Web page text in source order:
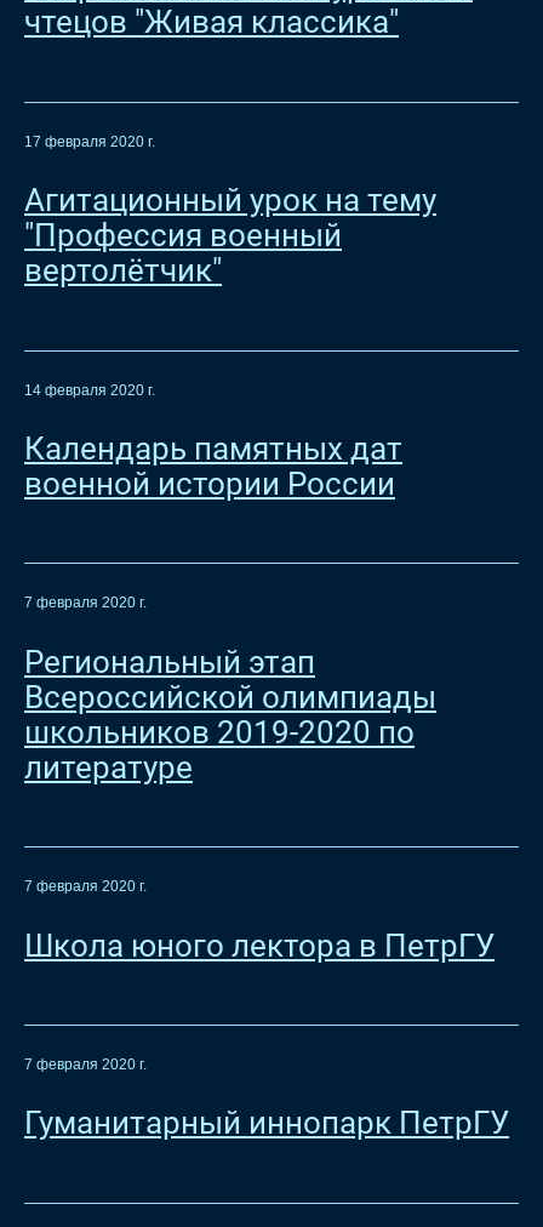
чтецов "Живая классика"
17 февраля 2020 г.
Агитационный урок на тему
"Профессия военный
вертолётчик"
14 февраля 2020 г.
Календарь памятных дат
военной истории России
7 февраля 2020 г.
Региональный этап
Всероссийской олимпиады
школьников 2019-2020 по
литературе
7 февраля 2020 г.
Школа юного лектора в ПетрГУ
7 февраля 2020 г.
Гуманитарный иннопарк ПетрГУ